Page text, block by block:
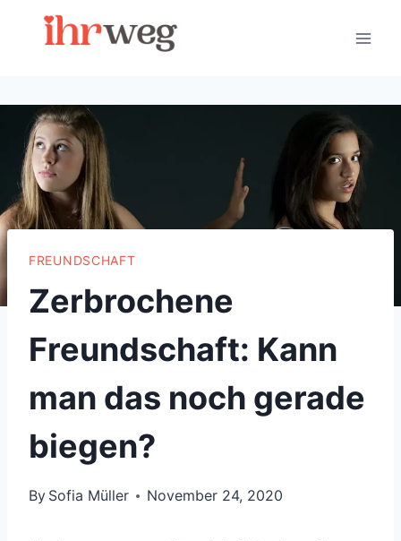
FREUNDSCHAFT
Zerbrochene
Freundschaft: Kann
man das noch gerade
biegen?
By Sofia Müller November 24, 2020